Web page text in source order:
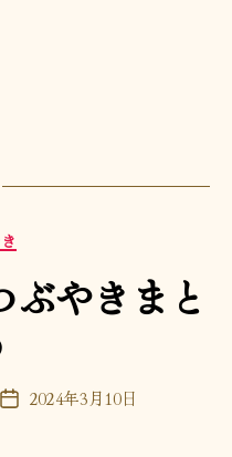
ぶやきまと
投 2024年3月10日